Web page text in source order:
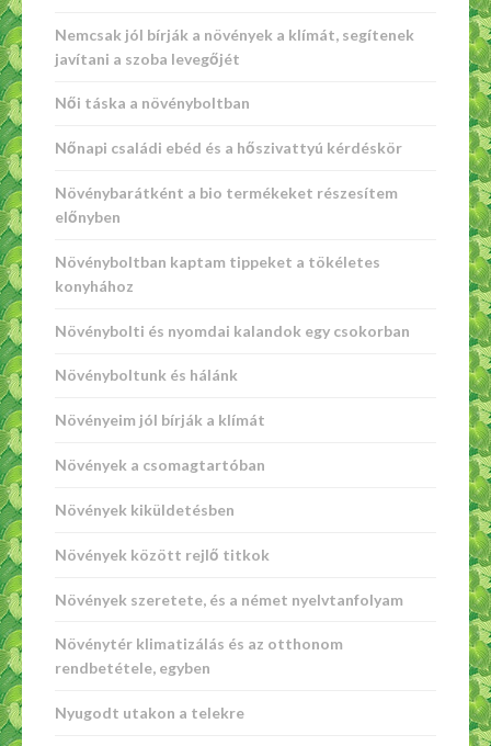
Nemcsak jól bírják a növények a klímát, segítenek
javítani a szoba levegőjét
Női táska a növényboltban
Nőnapi családi ebéd és a hőszivattyú kérdéskör
Növénybarátként a bio termékeket részesítem
előnyben
Növényboltban kaptam tippeket a tökéletes
konyhához
Növénybolti és nyomdai kalandok egy csokorban
Növényboltunk és hálánk
Növényeim jól bírják a klímát
Növények a csomagtartóban
Növények kiküldetésben
Növények között rejlő titkok
Növények szeretete, és a német nyelvtanfolyam
Növénytér klimatizálás és az otthonom
rendbetétele, egyben
Nyugodt utakon a telekre